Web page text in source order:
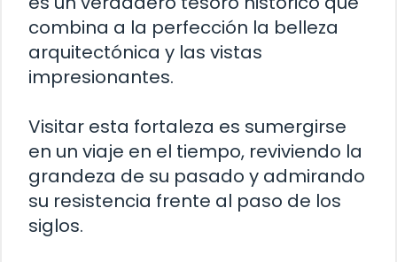
combina a la perfección la belleza
arquitectónica y las vistas
impresionantes.
Visitar esta fortaleza es sumergirse
en un viaje en el tiempo, reviviendo la
grandeza de su pasado y admirando
su resistencia frente al paso de los
siglos.